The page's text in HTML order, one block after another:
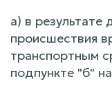
а) в
происшествия
транспортным
подпункте "б"